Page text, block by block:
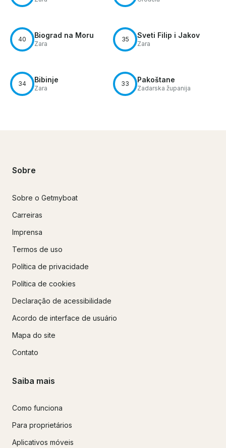
40 Biograd na Moru
Zara
35 Sveti Filip i Jakov
Zara
34 Bibinje
Zara
33 Pakoštane
Zadarska županija
Sobre
Sobre o Getmyboat
Carreiras
Imprensa
Termos de uso
Política de privacidade
Política de cookies
Declaração de acessibilidade
Acordo de interface de usuário
Mapa do site
Contato
Saiba mais
Como funciona
Para proprietários
Aplicativos móveis